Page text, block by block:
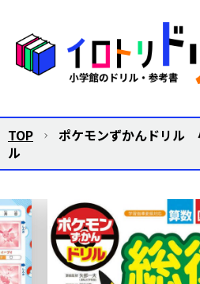
TOP
ポケモンずかんドリル
ル